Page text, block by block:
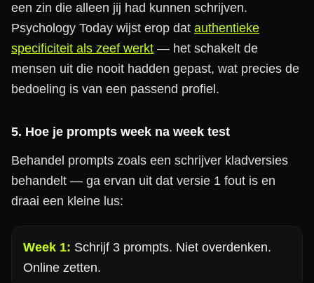
een zin die alleen jij had kunnen schrijven.
Psychology Today wijst erop dat authentieke
specificiteit als zeef werkt — het schakelt de
mensen uit die nooit hadden gepast, wat precies de
bedoeling is van een passend profiel.
5. Hoe je prompts week na week test
Behandel prompts zoals een schrijver kladversies
behandelt — ga ervan uit dat versie 1 fout is en
draai een kleine lus:
Week 1: Schrijf 3 prompts. Niet overdenken.
Online zetten.